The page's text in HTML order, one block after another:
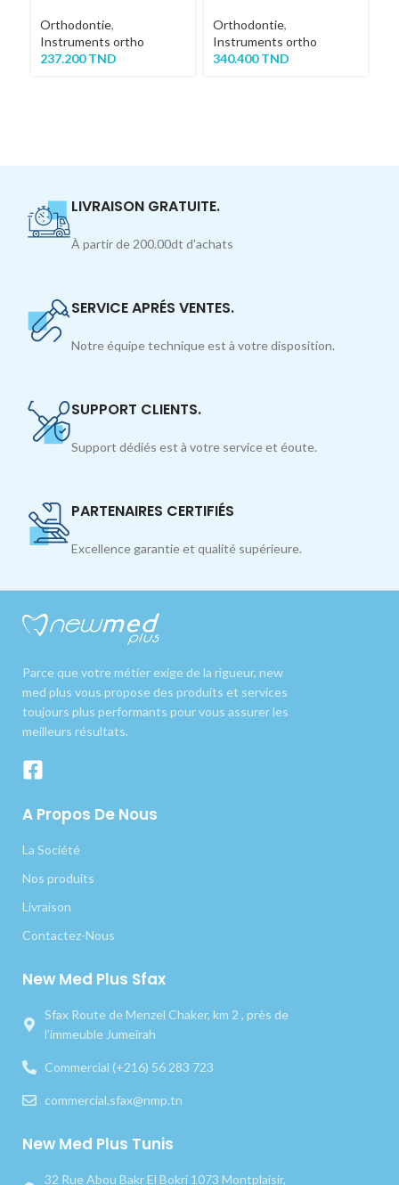
Orthodontie,
Instruments ortho
237.200TND
Orthodontie,
Instruments ortho
340.400TND
LIVRAISON GRATUITE.
À partir de 200.00dt d'achats
SERVICE APRÉS VENTES.
Notre équipe technique est à votre disposition.
SUPPORT CLIENTS.
Support dédiés est à votre service et éoute.
PARTENAIRES CERTIFIÉS
Excellence garantie et qualité supérieure.
Parce que votre métier exige de la rigueur, new
med plus vous propose des produits et services
toujours plus performants pour vous assurer les
meilleurs résultats.
A Propos De Nous
La Société
Nos produits
Livraison
Contactez-Nous
New Med Plus Sfax
Sfax Route de Menzel Chaker, km 2 , près de
l’immeuble Jumeirah
Commercial (+216) 56 283 723
commercial.sfax@nmp.tn
New Med Plus Tunis
32 Rue Abou Bakr El Bokri 1073 Montplaisir,